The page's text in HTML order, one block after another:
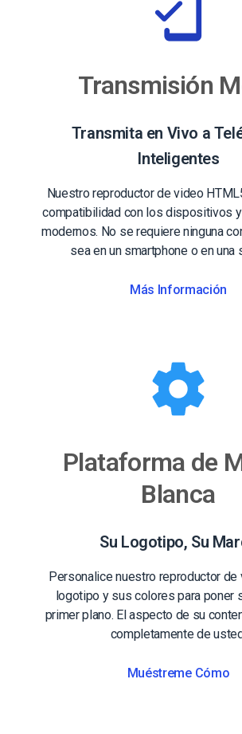
Transmisión
Transmita en Vivo a
Inteligentes
Nuestro reproductor de video
compatibilidad con los dispositivos
modernos. No se requiere ninguna
sea en un smartphone o en una
Más Información
Plataforma de
Blanca
Su Logotipo, Su
Personalice nuestro reproductor de
logotipo y sus colores para poner
primer plano. El aspecto de su
completamente de
Muéstreme Cómo